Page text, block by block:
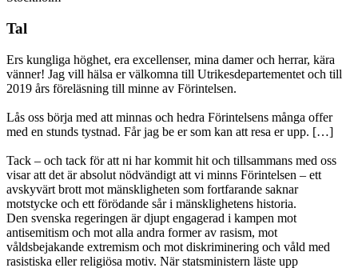
Tal
Ers kungliga höghet, era excellenser, mina damer och herrar, kära
vänner! Jag vill hälsa er välkomna till Utrikesdepartementet och till
2019 års föreläsning till minne av Förintelsen.
Lås oss börja med att minnas och hedra Förintelsens många offer
med en stunds tystnad. Får jag be er som kan att resa er upp. […]
Tack – och tack för att ni har kommit hit och tillsammans med oss
visar att det är absolut nödvändigt att vi minns Förintelsen – ett
avskyvärt brott mot mänskligheten som fortfarande saknar
motstycke och ett förödande sår i mänsklighetens historia.
Den svenska regeringen är djupt engagerad i kampen mot
antisemitism och mot alla andra former av rasism, mot
våldsbejakande extremism och mot diskriminering och våld med
rasistiska eller religiösa motiv. När statsministern läste upp